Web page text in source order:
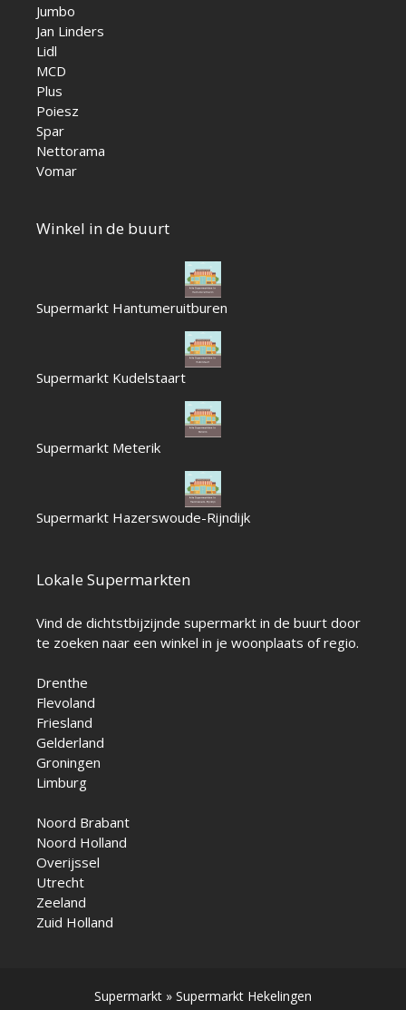
Jumbo
Jan Linders
Lidl
MCD
Plus
Poiesz
Spar
Nettorama
Vomar
Winkel in de buurt
Supermarkt Hantumeruitburen
Supermarkt Kudelstaart
Supermarkt Meterik
Supermarkt Hazerswoude-Rijndijk
Lokale Supermarkten
Vind de dichtstbijzijnde supermarkt in de buurt door
te zoeken naar een winkel in je woonplaats of regio.
Drenthe
Flevoland
Friesland
Gelderland
Groningen
Limburg
Noord Brabant
Noord Holland
Overijssel
Utrecht
Zeeland
Zuid Holland
Supermarkt » Supermarkt Hekelingen